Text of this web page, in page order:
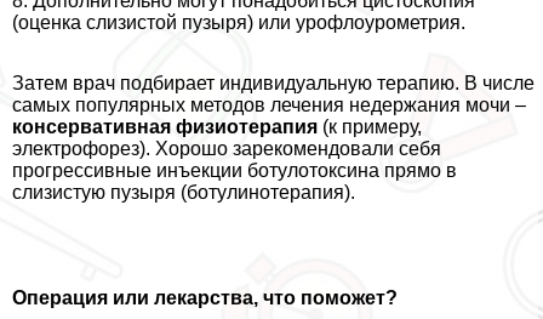
(оценка слизистой пузыря) или урофлоурометрия.
Затем врач подбирает индивидуальную терапию. В числе
самых популярных методов лечения недержания мочи –
консервативная физиотерапия (к примеру,
электрофорез). Хорошо зарекомендовали себя
прогрессивные инъекции ботулотоксина прямо в
слизистую пузыря (ботулинотерапия).
Операция или лекарства, что поможет?